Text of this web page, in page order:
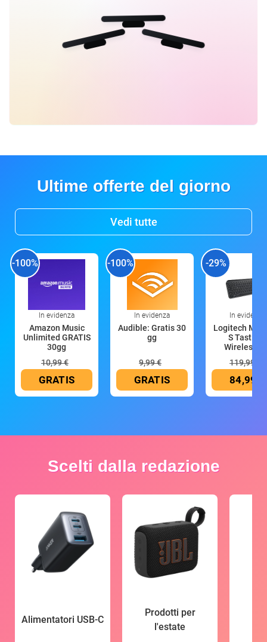
Ultime offerte del giorno
Vedi tutte
-100%
In evidenza
Amazon Music
Unlimited GRATIS
30gg
10,99 €
GRATIS
-100%
In evidenza
Audible: Gratis 30
gg
9,99 €
GRATIS
-29%
In evidenza
Logitech MX
S Tastiera
Wireless
119,99 €
84,99 €
Scelti dalla redazione
Alimentatori USB-C
Prodotti per
l'estate